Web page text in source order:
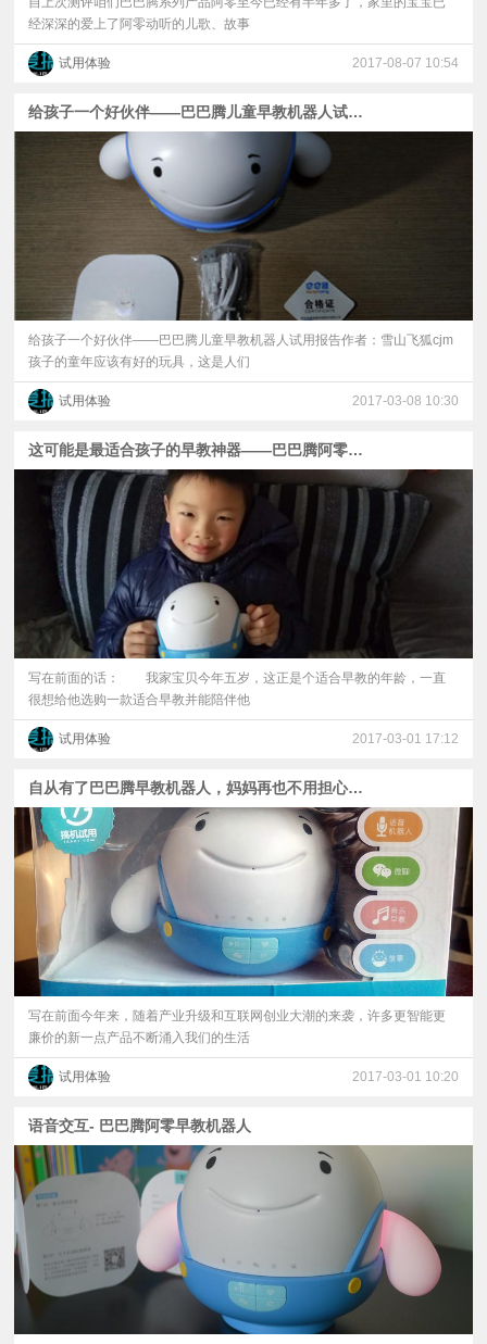
经深深的爱上了阿零动听的儿歌、故事
试用体验 2017-08-07 10:54
给孩子一个好伙伴——巴巴腾儿童早教机器人试用报告【搞机试用】
给孩子一个好伙伴——巴巴腾儿童早教机器人试用报告作者：雪山飞狐cjm
孩子的童年应该有好的玩具，这是人们
试用体验 2017-03-08 10:30
这可能是最适合孩子的早教神器——巴巴腾阿零早教机器人体验
写在前面的话： 我家宝贝今年五岁，这正是个适合早教的年龄，一直
很想给他选购一款适合早教并能陪伴他
试用体验 2017-03-01 17:12
自从有了巴巴腾早教机器人，妈妈再也不用担心我的成长
写在前面今年来，随着产业升级和互联网创业大潮的来袭，许多更智能更
廉价的新一点产品不断涌入我们的生活
试用体验 2017-03-01 10:20
语音交互- 巴巴腾阿零早教机器人